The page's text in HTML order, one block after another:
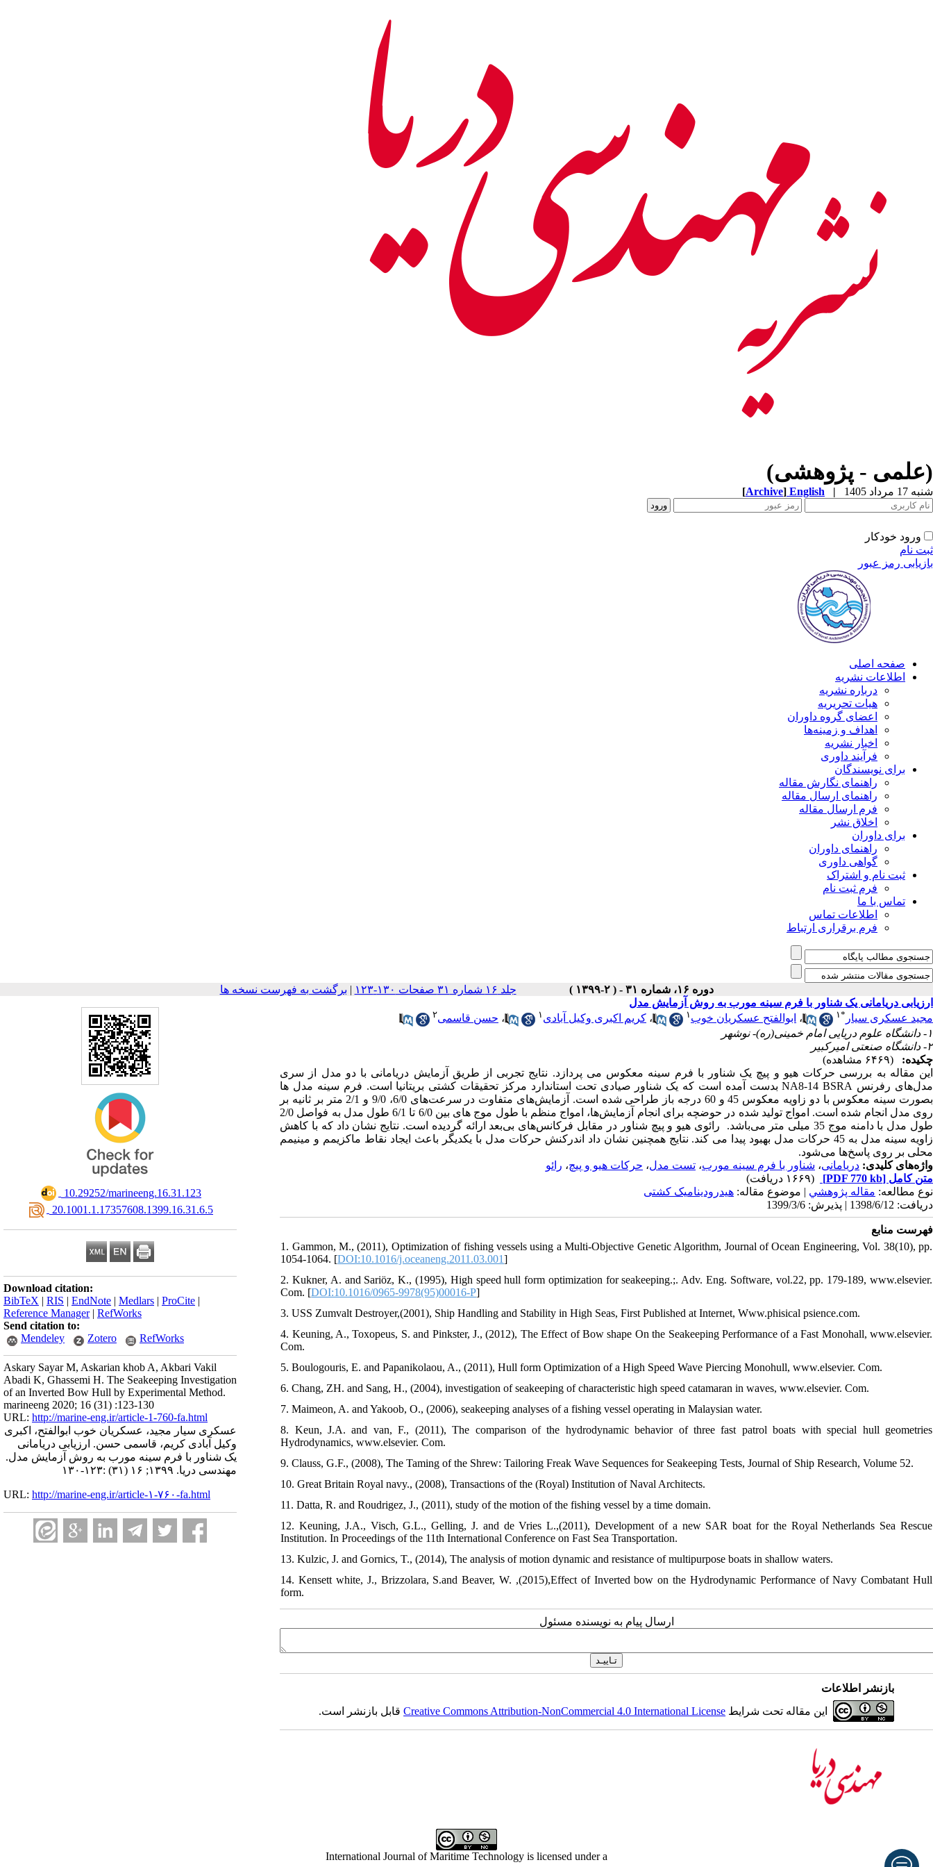
(علمی - پژوهشی)
شنبه 17 مرداد 1405 |
English
[Archive]
ورود خودکار
ثبت نام
بازیابی رمز عبور
صفحه اصلی
اطلاعات نشریه
درباره نشریه
هیات تحریریه
اعضای گروه داوران
اهداف و زمینه‌ها
اخبار نشریه
فرآیند داوری
برای نویسندگان
راهنمای نگارش مقاله
راهنمای ارسال مقاله
فرم ارسال مقاله
اخلاق نشر
برای داوران
راهنمای داوران
گواهی داوری
ثبت نام و اشتراک
فرم ثبت نام
تماس با ما
اطلاعات تماس
فرم برقراری ارتباط
دوره ۱۶، شماره ۳۱ - ( ۲-۱۳۹۹ ) جلد ۱۶ شماره ۳۱ صفحات ۱۳۰-۱۲۳ | برگشت به فهرست نسخه ها
‎ 10.29252/marineeng.16.31.123
‎ 20.1001.1.17357608.1399.16.31.6.5
Download citation:
BibTeX | RIS | EndNote | Medlars | ProCite |
Reference Manager| RefWorks
Send citation to:
Mendeley
Zotero RefWorks
Askary Sayar M, Askarian khob A, Akbari Vakil
Abadi K, Ghassemi H. The Seakeeping Investigation
of an Inverted Bow Hull by Experimental Method.
marineeng 2020; 16 (31) :123-130
URL: http://marine-eng.ir/article-1-760-fa.html
عسکری سیار مجید، عسکریان خوب ابوالفتح، اکبری
وکیل آبادی کریم، قاسمی حسن. ارزیابی دریامانی
یک شناور با فرم سینه مورب به روش آزمایش مدل.
مهندسی دریا. ۱۳۹۹; ۱۶ (۳۱) :۱۲۳-۱۳۰
URL: http://marine-eng.ir/article-۱-۷۶۰-fa.html
ارزیابی دریامانی یک شناور با فرم سینه مورب به روش آزمایش مدل
مجید عسکری سیار *۱ ، ابوالفتح عسکریان خوب ۱ ، کریم اکبری وکیل آبادی ۱ ، حسن قاسمی۲
۱- دانشگاه علوم دریایی امام خمینی(ره)- نوشهر
۲- دانشگاه صنعتی امیرکبیر
چکیده:
(۶۴۶۹ مشاهده)
این مقاله به بررسی حرکات هیو و پیچ یک شناور با فرم سینه معکوس می پردازد. نتایج تجربی از طریق آزمایش دریامانی با دو مدل از سری
مدل‌های رفرنس NA8-14 BSRA بدست آمده است که یک شناور صیادی تحت استاندارد مرکز تحقیقات کشتی بریتانیا است. فرم سینه مدل ها
بصورت سینه معکوس با دو زاویه معکوس 45 و 60 درجه باز طراحی شده است. آزمایش‌های متفاوت در سرعت‌های 6/0، 9/0 و 2/1 متر بر ثانیه بر
روی مدل انجام شده است. امواج تولید شده در حوضچه برای انجام آزمایش‌ها، امواج منظم با طول موج های بین 6/0 تا 6/1 طول مدل به فواصل 2/0
طول مدل با دامنه موج 35 میلی متر می‌باشد. رائوی هیو و پیچ شناور در مقابل فرکانس‌های بی‌بعد ارائه گردیده است. نتایج نشان داد که با کاهش
زاویه سینه مدل به 45 حرکات مدل بهبود پیدا می کند. نتایج همچنین نشان داد اندرکنش حرکات مدل با یکدیگر باعث ایجاد نقاط ماکزیمم و مینیمم
محلی بر روی پاسخ‌ها می‌شود.
واژه‌های کلیدی: دریامانی، شناور با فرم سینه مورب، تست مدل، حرکات هیو و پیچ، رائو
متن کامل [PDF 770 kb]
(۱۶۶۹ دریافت)
نوع مطالعه: مقاله پژوهشي | موضوع مقاله: هیدرودینامیک کشتی
دریافت: 1398/6/12 | پذیرش: 1399/3/6
فهرست منابع
1. Gammon, M., (2011), Optimization of fishing vessels using a Multi-Objective Genetic Algorithm, Journal of Ocean Engineering, Vol. 38(10), pp.
1054-1064. [DOI:10.1016/j.oceaneng.2011.03.001]
2. Kukner, A. and Sariöz, K., (1995), High speed hull form optimization for seakeeping.;. Adv. Eng. Software, vol.22, pp. 179-189, www.elsevier.
Com. [DOI:10.1016/0965-9978(95)00016-P]
3. USS Zumvalt Destroyer,(2001), Ship Handling and Stability in High Seas, First Published at Internet, Www.phisical psience.com.
4. Keuning, A., Toxopeus, S. and Pinkster, J., (2012), The Effect of Bow shape On the Seakeeping Performance of a Fast Monohall, www.elsevier.
Com.
5. Boulogouris, E. and Papanikolaou, A., (2011), Hull form Optimization of a High Speed Wave Piercing Monohull, www.elsevier. Com.
6. Chang, ZH. and Sang, H., (2004), investigation of seakeeping of characteristic high speed catamaran in waves, www.elsevier. Com.
7. Maimeon, A. and Yakoob, O., (2006), seakeeping analyses of a fishing vessel operating in Malaysian water.
8. Keun, J.A. and van, F., (2011), The comparison of the hydrodynamic behavior of three fast patrol boats with special hull geometries
Hydrodynamics, www.elsevier. Com.
9. Clauss, G.F., (2008), The Taming of the Shrew: Tailoring Freak Wave Sequences for Seakeeping Tests, Journal of Ship Research, Volume 52.
10. Great Britain Royal navy., (2008), Transactions of the (Royal) Institution of Naval Architects.
11. Datta, R. and Roudrigez, J., (2011), study of the motion of the fishing vessel by a time domain.
12. Keuning, J.A., Visch, G.L., Gelling, J. and de Vries L.,(2011), Development of a new SAR boat for the Royal Netherlands Sea Rescue
Institution. In Proceedings of the 11th International Conference on Fast Sea Transportation.
13. Kulzic, J. and Gornics, T., (2014), The analysis of motion dynamic and resistance of multipurpose boats in shallow waters.
14. Kensett white, J., Brizzolara, S.and Beaver, W. ,(2015),Effect of Inverted bow on the Hydrodynamic Performance of Navy Combatant Hull
form.
ارسال پیام به نویسنده مسئول
بازنشر اطلاعات
این مقاله تحت شرایط Creative Commons Attribution-NonCommercial 4.0 International Licenseقابل بازنشر است.
International Journal of Maritime Technology is licensed under a